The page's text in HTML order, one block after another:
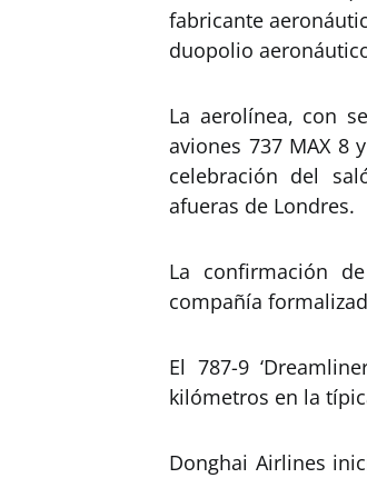
fabricante
duopolio
La aerolínea, con
aviones 737 MAX 8
celebración del
afueras de Londres.
La confirmación
compañía
El 787-9
kilómetros en la
Donghai Airlines